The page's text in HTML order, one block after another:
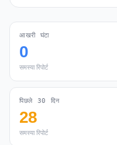
आखरी घंटा
0
समस्या रिपोर्ट
पिछले 30 दिन
28
समस्या रिपोर्ट